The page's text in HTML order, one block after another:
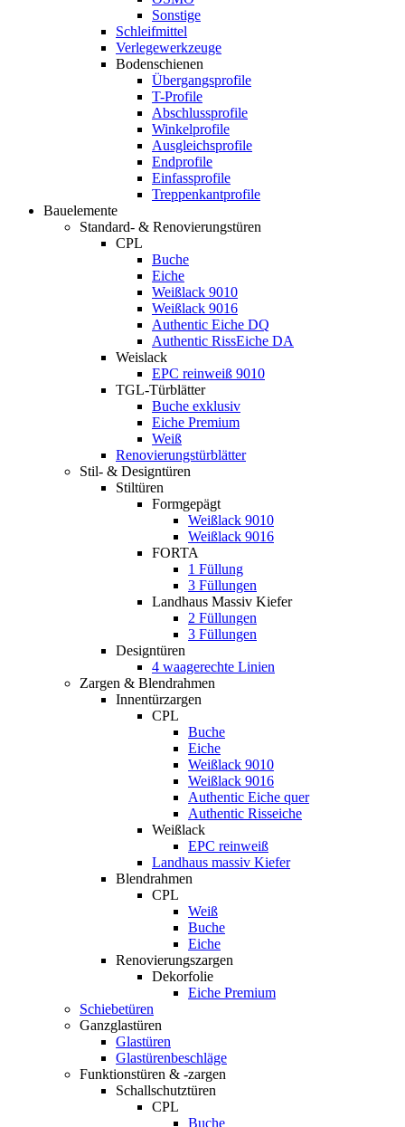
Sonstige
Schleifmittel
Verlegewerkzeuge
Bodenschienen
Übergangsprofile
T-Profile
Abschlussprofile
Winkelprofile
Ausgleichsprofile
Endprofile
Einfassprofile
Treppenkantprofile
Bauelemente
Standard- & Renovierungstüren
CPL
Buche
Eiche
Weißlack 9010
Weißlack 9016
Authentic Eiche DQ
Authentic RissEiche DA
Weislack
EPC reinweiß 9010
TGL-Türblätter
Buche exklusiv
Eiche Premium
Weiß
Renovierungstürblätter
Stil- & Designtüren
Stiltüren
Formgepägt
Weißlack 9010
Weißlack 9016
FORTA
1 Füllung
3 Füllungen
Landhaus Massiv Kiefer
2 Füllungen
3 Füllungen
Designtüren
4 waagerechte Linien
Zargen & Blendrahmen
Innentürzargen
CPL
Buche
Eiche
Weißlack 9010
Weißlack 9016
Authentic Eiche quer
Authentic Risseiche
Weißlack
EPC reinweiß
Landhaus massiv Kiefer
Blendrahmen
CPL
Weiß
Buche
Eiche
Renovierungszargen
Dekorfolie
Eiche Premium
Schiebetüren
Ganzglastüren
Glastüren
Glastürenbeschläge
Funktionstüren & -zargen
Schallschutztüren
CPL
Buche